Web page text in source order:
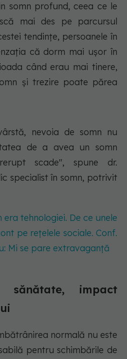
somn profund, ceea ce le
mai des pe parcursul
tendințe, persoanele în
că dorm mai ușor în
când erau mai tinere,
și trezire poate părea
nevoia de somn nu
de a avea un somn
scade", spune dr.
specialist în somn, potrivit
tehnologiei. De ce unele
pe rețelele sociale. Conf.
Mi se pare extravaganță
sănătate, impact
normală nu este
pentru schimbările de